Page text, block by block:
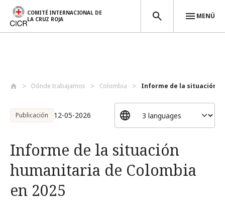
COMITÉ INTERNACIONAL DE
LA CRUZ ROJA
MENÚ
Dónde trabajamos Colombia Informe de la situación
Publicación 12-05-2026
Informe de la situación
humanitaria de Colombia
en 2025